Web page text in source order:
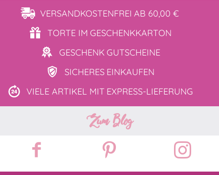
VERSANDKOSTENFREI AB 60,00 €
TORTE IM GESCHENKKARTON
GESCHENK GUTSCHEINE
SICHERES EINKAUFEN
VIELE ARTIKEL MIT EXPRESS-LIEFERUNG
Zum Blog